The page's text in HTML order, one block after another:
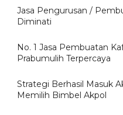
Jasa Pengurusan /
Diminati
No. 1 Jasa Pembuatan
Prabumulih Terpercaya
Strategi Berhasil Masuk
Memilih Bimbel Akpol